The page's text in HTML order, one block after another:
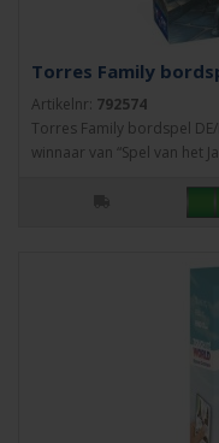
Torres Family
Artikelnr: 792574
Torres Family bordspel
winnaar van “Spel van het